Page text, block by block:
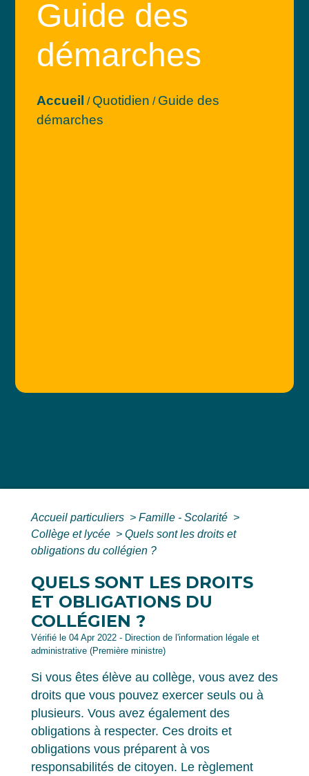
Guide des
démarches
Accueil / Quotidien / Guide des
démarches
Accueil particuliers > Famille - Scolarité >
Collège et lycée > Quels sont les droits et
obligations du collégien ?
QUELS SONT LES DROITS
ET OBLIGATIONS DU
COLLÉGIEN ?
Vérifié le 04 Apr 2022 - Direction de l'information légale et
administrative (Première ministre)
Si vous êtes élève au collège, vous avez des
droits que vous pouvez exercer seuls ou à
plusieurs. Vous avez également des
obligations à respecter. Ces droits et
obligations vous préparent à vos
responsabilités de citoyen. Le règlement